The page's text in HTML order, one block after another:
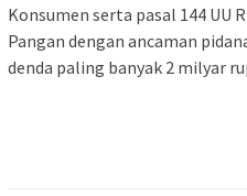
Konsumen serta pasal 144 UU
Pangan dengan ancaman
denda paling banyak 2 milyar